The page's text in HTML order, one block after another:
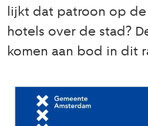
lijkt dat patroon op
hotels over de stad?
komen aan bod in dit